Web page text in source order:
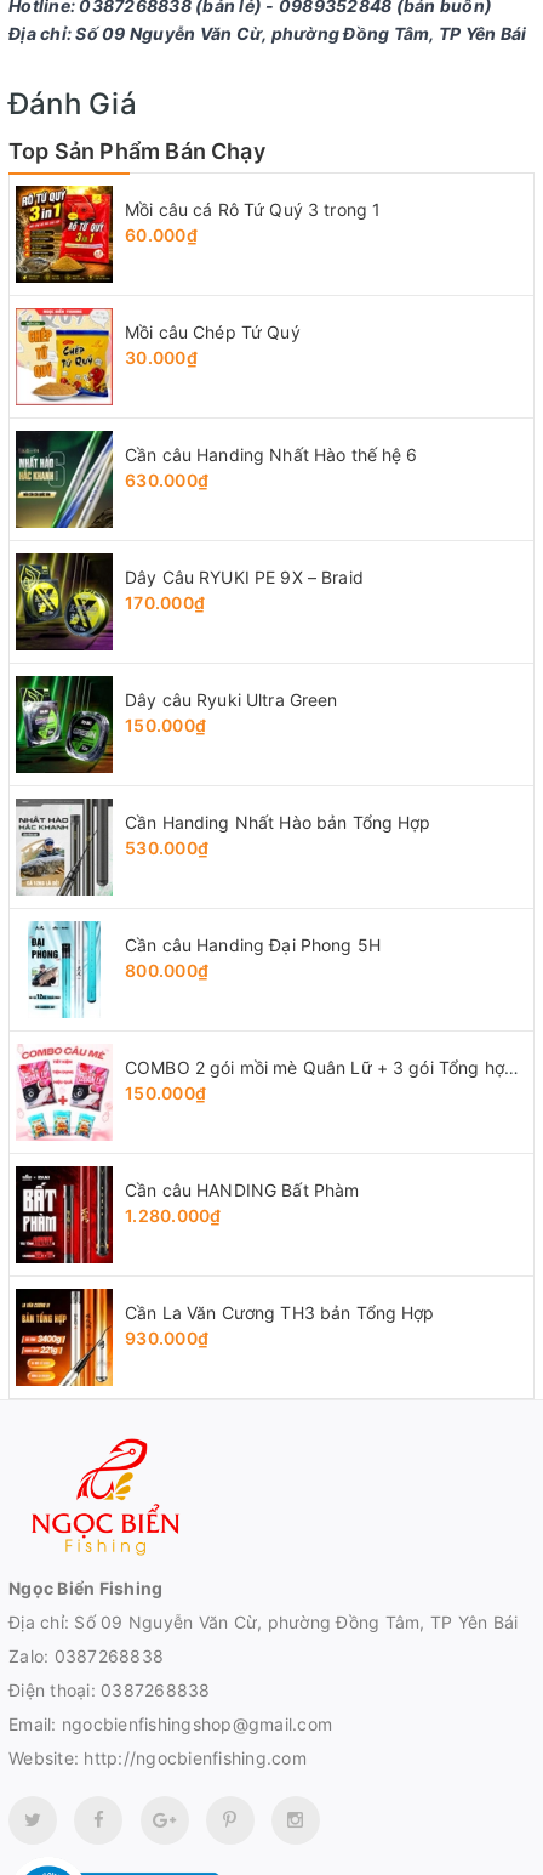
Hotline: 0387268838 (bản lẻ) - 0989352848 (bán buôn)
Địa chỉ: Số 09 Nguyễn Văn Cừ, phường Đồng Tâm, TP Yên Bái
Đánh Giá
Top Sản Phẩm Bán Chạy
Mồi câu cá Rô Tứ Quý 3 trong 1
60.000₫
Mồi câu Chép Tứ Quý
30.000₫
Cần câu Handing Nhất Hào thế hệ 6
630.000₫
Dây Câu RYUKI PE 9X – Braid
170.000₫
Dây câu Ryuki Ultra Green
150.000₫
Cần Handing Nhất Hào bản Tổng Hợp
530.000₫
Cần câu Handing Đại Phong 5H
800.000₫
COMBO 2 gói mồi mè Quân Lữ + 3 gói Tổng hợp Tứ Quý
150.000₫
Cần câu HANDING Bất Phàm
1.280.000₫
Cần La Văn Cương TH3 bản Tổng Hợp
930.000₫
Ngọc Biển Fishing
Địa chỉ: Số 09 Nguyễn Văn Cừ, phường Đồng Tâm, TP Yên Bái
Zalo: 0387268838
Điện thoại: 0387268838
Email: ngocbienfishingshop@gmail.com
Website: http://ngocbienfishing.com